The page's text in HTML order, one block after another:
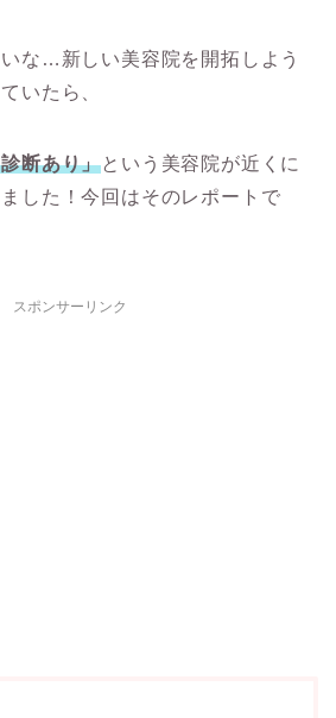
な…新しい美容院を開拓しよう
いたら、
断あり」という美容院が近くに
した！今回はそのレポートで
スポンサーリンク